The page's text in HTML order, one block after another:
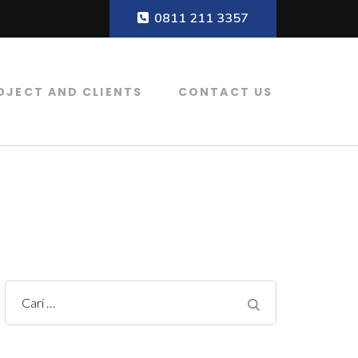
0811 211 3357
AND CLIENTS CONTACT US
C
a